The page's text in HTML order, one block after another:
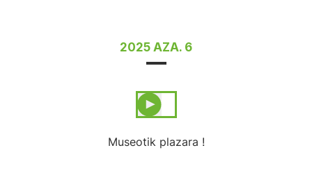
2025 AZA. 6
Museotik plazara !